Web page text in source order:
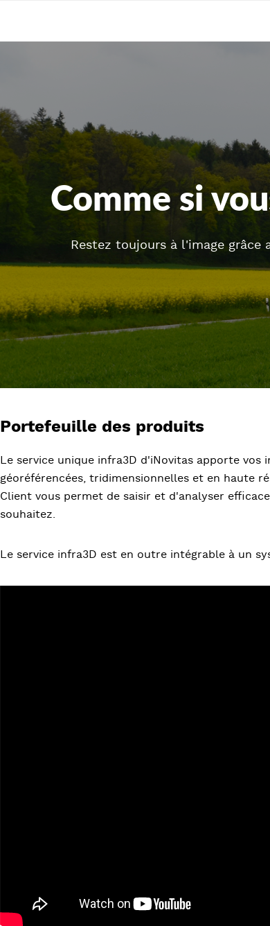
Comme si
Restez toujours à l'image grâce
Portefeuille des produits
Le service unique infra3D d'iNovitas apporte
géoréférencées, tridimensionnelles et en haute
Client vous permet de saisir et d'analyser
souhaitez.
Le service infra3D est en outre intégrable à un